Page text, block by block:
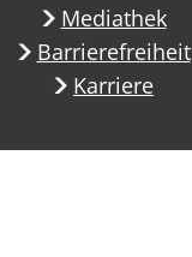
Mediathek
Barrierefreiheit
Karriere